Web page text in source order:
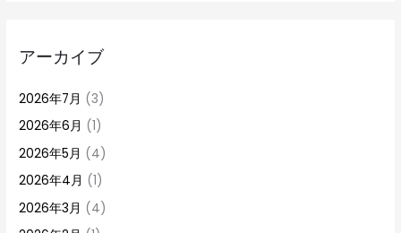
アーカイブ
2026年7月 (3)
2026年6月 (1)
2026年5月 (4)
2026年4月 (1)
2026年3月 (4)